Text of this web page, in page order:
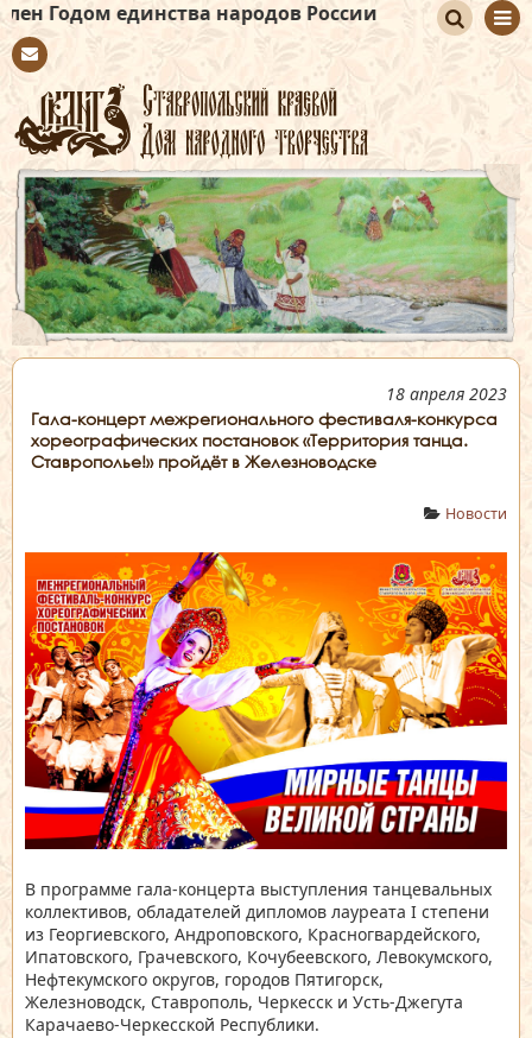
единства народов России
tact
иск
18 апреля 2023
Гала-концерт межрегионального фестиваля-конкурса
хореографических постановок «Территория танца.
Ставрополье!» пройдёт в Железноводске
Новости
В программе гала-концерта выступления танцевальных
коллективов, обладателей дипломов лауреата I степени
из Георгиевского, Андроповского, Красногвардейского,
Ипатовского, Грачевского, Кочубеевского, Левокумского,
Нефтекумского округов, городов Пятигорск,
Железноводск, Ставрополь, Черкесск и Усть-Джегута
Карачаево-Черкесской Республики.